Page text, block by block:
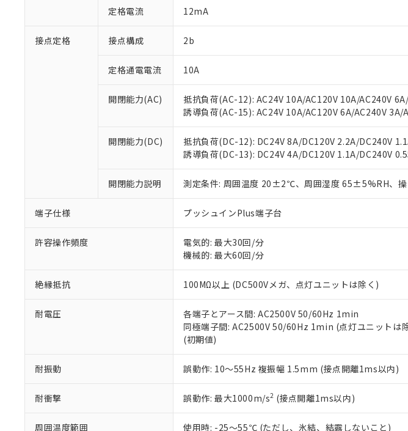
定格電流 12mA
接点定格 接点構成 2b
定格通電電流 10A
開閉能力(AC)
抵抗負荷(AC-12): AC24V 10A/AC120V 10A/AC240V
誘導負荷(AC-15): AC24V 10A/AC120V 6A/AC240V 3A/
開閉能力(DC)
抵抗負荷(DC-12): DC24V 8A/DC120V 2.2A/DC240V
誘導負荷(DC-13): DC24V 4A/DC120V 1.1A/DC240V
開閉能力説明 測定条件: 周囲温度 20±2℃、周囲湿度 65±5%RH、
端子仕様 プッシュインPlus端子台
許容操作頻度
電気的: 最大30回/分
機械的: 最大60回/分
絶縁抵抗 100MΩ以上 (DC500Vメガ、点灯ユニットは除く)
耐電圧
各端子とアース間: AC2500V 50/60Hz 1min
同極端子間: AC2500V 50/60Hz 1min (点灯ユニットは
(初期値)
耐振動 誤動作: 10～55Hz 複振幅 1.5mm (接点開離1ms以内)
耐衝撃 誤動作: 最大1000m/s2 (接点開離1ms以内)
周囲温度範囲
使用時: -25～55℃ (ただし、氷結、結露しないこと)
い。
正式な納期状況および標準価格はお客様のお
当社販売員にご相談ください。
オムロン制御機器販売店や当社販売拠点は「販
在庫状況および標準価格結果を当社の事前の
す。
マイパーツ機能（部品リスト作成サービス）
お客様が当ウェブサイト上で当社にご登録さ
が、当社の製品・サービスに関するお客様と
さい。
※当社の共同利用者とは、"個人情報の共同利
いる法人を指します。
但し、RoHS指令で産業用監視および制御機器に対する適用除外項目
※2 対応予定月
部品在庫の切り替え状況などにより、予定月が前後
※3 非含有証明書ダウンロード
下記の非含有証明書をダウンロードすることができま
EU RoHS指令（10物質）の非含有証明書
51物質の非含有証明書（当社基準）
※本証明書は発行日時点で非含有を証明するもので
また、RoHS指令のフタル酸エステル類４物質の対
混在することから備考欄に対応日を記載しておりまし
り割愛しております。
「○」：最大均質材料含有率が中国RoHSの基準値
「×」：最大均質材料含有率が中国RoHSの基準値を
*中国RoHS10物質の基準値 (GB/T26572)：
Pb(鉛) :1000ppm、 Hg(水銀) : 1000ppm、 Cd(カドミウム) :
Cr(Ⅵ)(六価クロム) : 1000ppm、 PBBs(ポリ臭化ビフェニル類) :
DBP(フタル酸ジブチル) : 1000ppm、 DIBP(フタル酸ジイソブチル
DEHP(フタル酸ビス(2-エチルヘキシル)) : 1000ppm
※2 環境保護使用期限
「ｅ」：有害物質（10物質）のすべてが基準値以下
「10」：通常の使用状況下において有害物質が外部
味します。
当社は、これら貴社製品のうち、外国為替お
当社は貴社製品を、核兵器、ミサイル、化学
置等に一切使用いたしません。
当社は、貴社製品を第三者に販売する場合は
また当社は、販売先および販売に係わる関係
たしません。
号
○ 一定数以上の在庫あり
△ 一定数には満たないが在庫あり
－
在庫なし(最新の在庫状況については、お
機器販売店・当社販売員にご確認くださ
空
白
受注生産機種、また在庫状況の情報を公